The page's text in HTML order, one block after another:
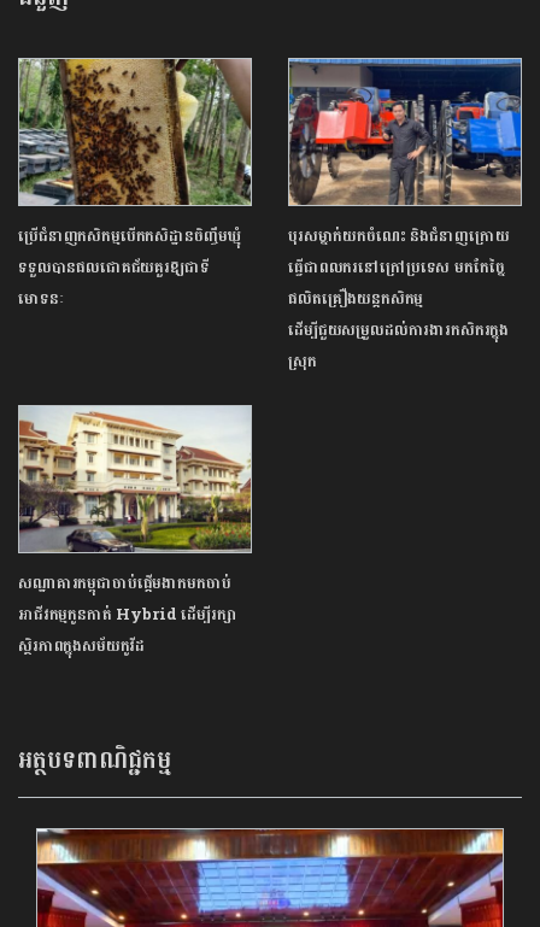
ប្រើជំនាញកសិកម្មបើកកសិដ្ឋានចិញ្ចឹមឃ្មុំ
ទទួលបានផលជោគជ័យគួរឱ្យជាទី
មោទនៈ
បុរសម្នាក់យកចំណេះ និងជំនាញក្រោយ
ធ្វើជាពលករនៅក្រៅប្រទេស មកកែច្នៃ
ផលិតគ្រឿងយន្តកសិកម្ម
ដើម្បីជួយសម្រួលដល់ការងារកសិករក្នុង
ស្រុក
សណ្ឋាគារកម្ពុជាចាប់ផ្តើមងាកមកចាប់
អាជីវកម្មកូនកាត់ Hybrid ដើម្បីរក្សា
ស្ថិរភាពក្នុងសម័យកូវីដ
អត្ថបទពាណិជ្ជកម្ម